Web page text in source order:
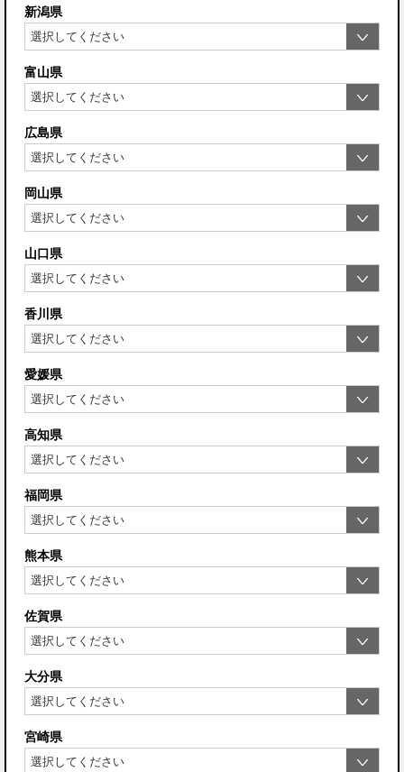
新潟県
富山県
広島県
岡山県
山口県
香川県
愛媛県
高知県
福岡県
熊本県
佐賀県
大分県
宮崎県